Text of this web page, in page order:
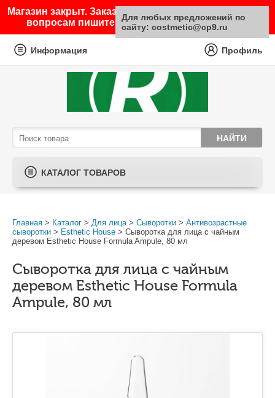
Магазин закрыт. Заказы не принимаются. По любым
вопросам пишите на почту sale@costmetic.ru
Информация Профиль
КАТАЛОГ ТОВАРОВ
Главная > Каталог > Для лица> Сыворотки > Антивозрастные
сыворотки > Esthetic House > Сыворотка для лица с чайным
деревом Esthetic House Formula Ampule, 80 мл
Сыворотка для лица с чайным
деревом Esthetic House Formula
Ampule, 80 мл
Для любых предложений по
сайту: costmetic@cp9.ru